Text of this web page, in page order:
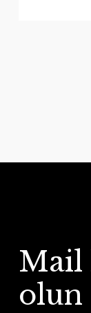
Mail
olun